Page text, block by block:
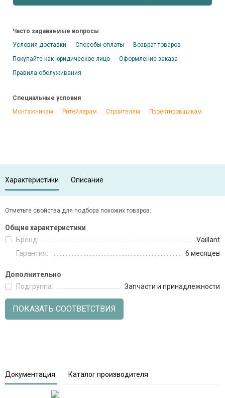
Часто задаваемые вопросы
Условия доставки
Способы оплаты
Возврат товаров
Покупайте как юридическое лицо
Оформление заказа
Правила обслуживания
Специальные условия
Монтажникам
Ритейлерам Строителям Проектировщикам
Характеристики Описание
Отметьте свойства для подбора похожих товаров:
Общие характеристики
Бренд:
Vaillant
Гарантия:
6 месяцев
Дополнительно
Подгруппа:
Запчасти и принадлежности
ПОКАЗАТЬ СООТВЕТСТВИЯ
Документация: Каталог производителя